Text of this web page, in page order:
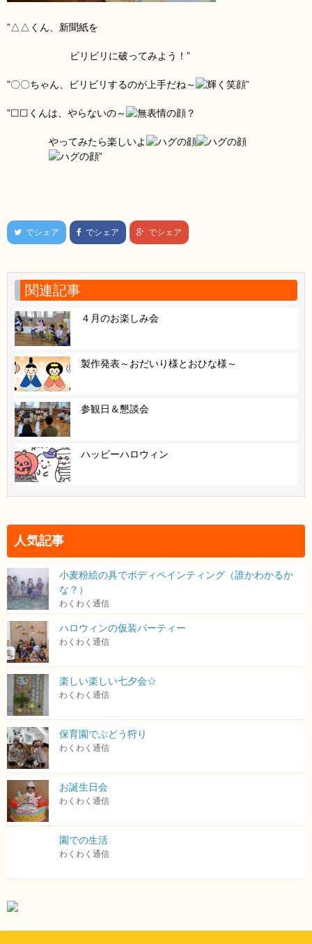
”△△くん、新聞紙を
ビリビリに破ってみよう！”
”〇〇ちゃん、ビリビリするのが上手だね～ ”
”☐☐くんは、やらないの～ ？
やってみたら楽しいよ
”
でシェア でシェア でシェア
関連記事
４月のお楽しみ会
製作発表～おだいり様とおひな様～
参観日＆懇談会
ハッピーハロウィン
人気記事
小麦粉絵の具でボディペインティング（誰かわかるか
な？）
わくわく通信
ハロウィンの仮装パーティー
わくわく通信
楽しい楽しい七夕会☆
わくわく通信
保育園でぶどう狩り
わくわく通信
お誕生日会
わくわく通信
園での生活
わくわく通信